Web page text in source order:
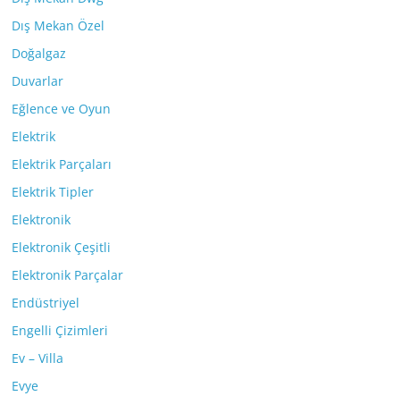
Dış Mekan Özel
Doğalgaz
Duvarlar
Eğlence ve Oyun
Elektrik
Elektrik Parçaları
Elektrik Tipler
Elektronik
Elektronik Çeşitli
Elektronik Parçalar
Endüstriyel
Engelli Çizimleri
Ev – Villa
Evye